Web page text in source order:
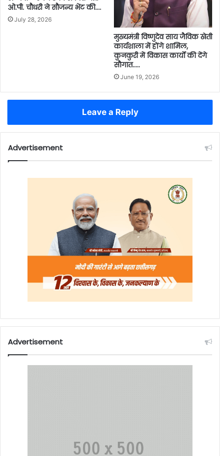
ओ.पी. चौधरी ने सौजन्य भेंट की….
July 28, 2026
मुख्यमंत्री विष्णुदेव साय जैविक खेती
कार्यशाला में होंगे शामिल,
कुनकुरी में विकास कार्यों की देंगे
सौगात…..
June 19, 2026
Leave a Reply
Advertisement
Advertisement